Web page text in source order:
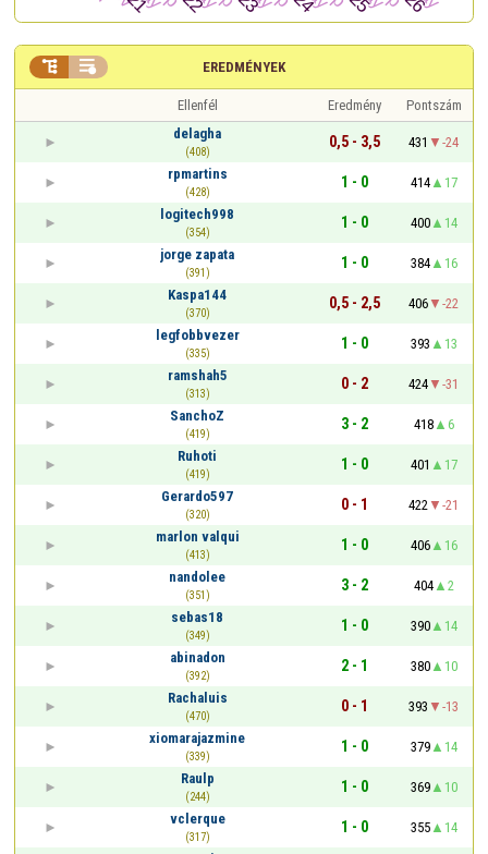
EREDMÉNYEK
 
Ellenfél Eredmény
Pontszám
delagha
(408)
0,5 - 3,5 431
-24
rpmartins
(428)
1 - 0 414
17
logitech998
(354)
1 - 0 400
14
jorge zapata
(391)
1 - 0 384
16
Kaspa144
(370)
0,5 - 2,5 406
-22
legfobbvezer
(335)
1 - 0 393
13
ramshah5
(313)
0 - 2 424
-31
SanchoZ
(419)
3 - 2 418
6
Ruhoti
(419)
1 - 0 401
17
Gerardo597
(320)
0 - 1 422
-21
marlon valqui
(413)
1 - 0 406
16
nandolee
(351)
3 - 2 404
2
sebas18
(349)
1 - 0 390
14
abinadon
(392)
2 - 1 380
10
Rachaluis
(470)
0 - 1 393
-13
xiomarajazmine
(339)
1 - 0 379
14
Raulp
(244)
1 - 0 369
10
vclerque
(317)
1 - 0 355
14